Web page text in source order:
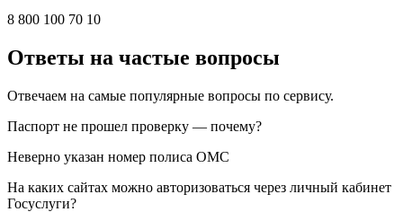
8 800 100 70 10
Ответы на частые вопросы
Отвечаем на самые популярные вопросы по сервису.
Паспорт не прошел проверку — почему?
Неверно указан номер полиса ОМС
На каких сайтах можно авторизоваться через личный кабинет
Госуслуги?